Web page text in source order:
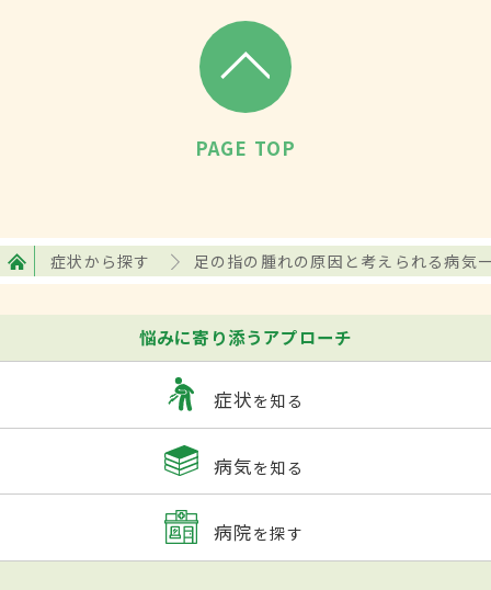
PAGE TOP
症状から探す 足の指の腫れの原因と考えられる病気
悩みに寄り添うアプローチ
症状を知る
病気を知る
病院を探す